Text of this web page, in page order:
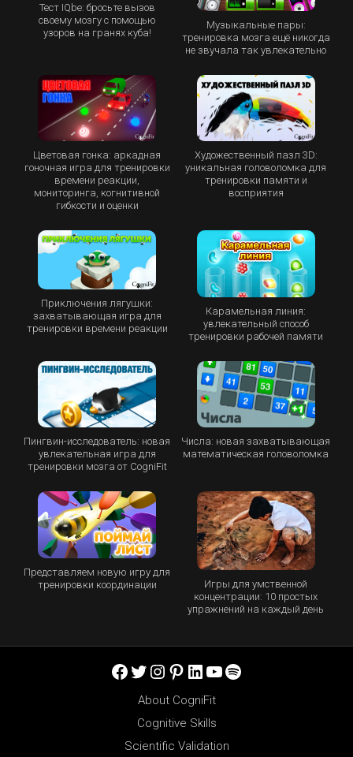
Тест IQbe: бросьте вызов
своему мозгу с помощью
узоров на гранях куба!
Музыкальные пары:
тренировка мозга ещё никогда
не звучала так увлекательно
Цветовая гонка: аркадная
гоночная игра для тренировки
времени реакции,
мониторинга, когнитивной
гибкости и оценки
Художественный пазл 3D:
уникальная головоломка для
тренировки памяти и
восприятия
Приключения лягушки:
захватывающая игра для
тренировки времени реакции
Карамельная линия:
увлекательный способ
тренировки рабочей памяти
Пингвин-исследователь: новая
увлекательная игра для
тренировки мозга от CogniFit
Числа: новая захватывающая
математическая головоломка
Представляем новую игру для
тренировки координации
Игры для умственной
концентрации: 10 простых
упражнений на каждый день
Facebook
Twitter
Instagram
Pinterest
LinkedIn
YouTube
Spotify
About CogniFit
Cognitive Skills
Scientific Validation